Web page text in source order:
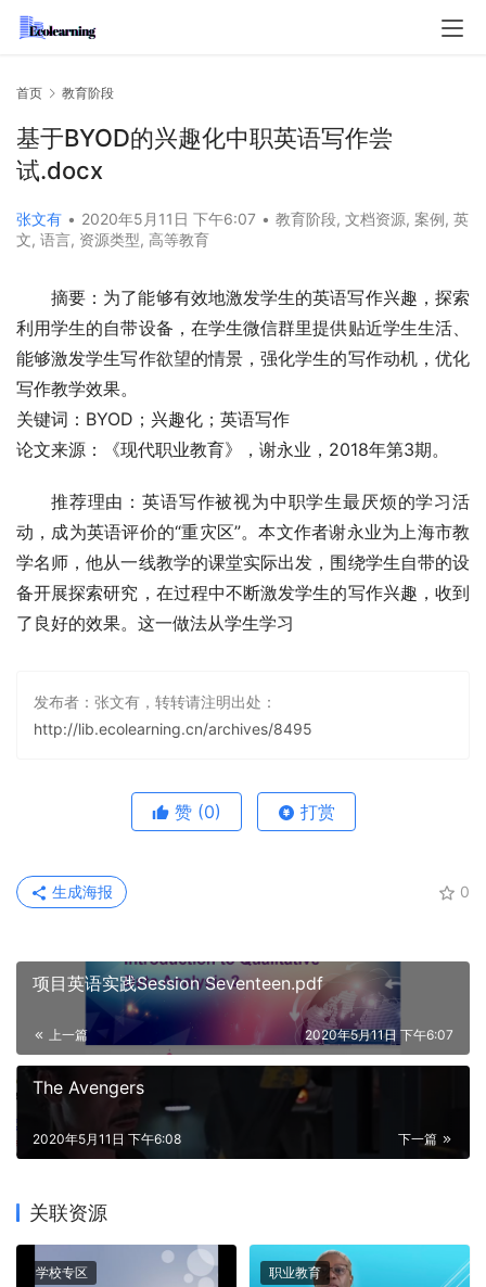
首页 教育阶段
基于BYOD的兴趣化中职英语写作尝
试.docx
张文有 • 2020年5月11日 下午6:07 • 教育阶段, 文档资源, 案例, 英
文, 语言, 资源类型, 高等教育
摘要：为了能够有效地激发学生的英语写作兴趣，探索
利用学生的自带设备，在学生微信群里提供贴近学生生活、
能够激发学生写作欲望的情景，强化学生的写作动机，优化
写作教学效果。
关键词：BYOD；兴趣化；英语写作
论文来源：《现代职业教育》，谢永业，2018年第3期。
推荐理由：英语写作被视为中职学生最厌烦的学习活
动，成为英语评价的“重灾区”。本文作者谢永业为上海市教
学名师，他从一线教学的课堂实际出发，围绕学生自带的设
备开展探索研究，在过程中不断激发学生的写作兴趣，收到
了良好的效果。这一做法从学生学习
发布者：张文有，转转请注明出处：
http://lib.ecolearning.cn/archives/8495
赞 (0) 打赏
0
生成海报
项目英语实践Session Seventeen.pdf
上一篇 2020年5月11日 下午6:07
The Avengers
下一篇
2020年5月11日 下午6:08
关联资源
学校专区 职业教育